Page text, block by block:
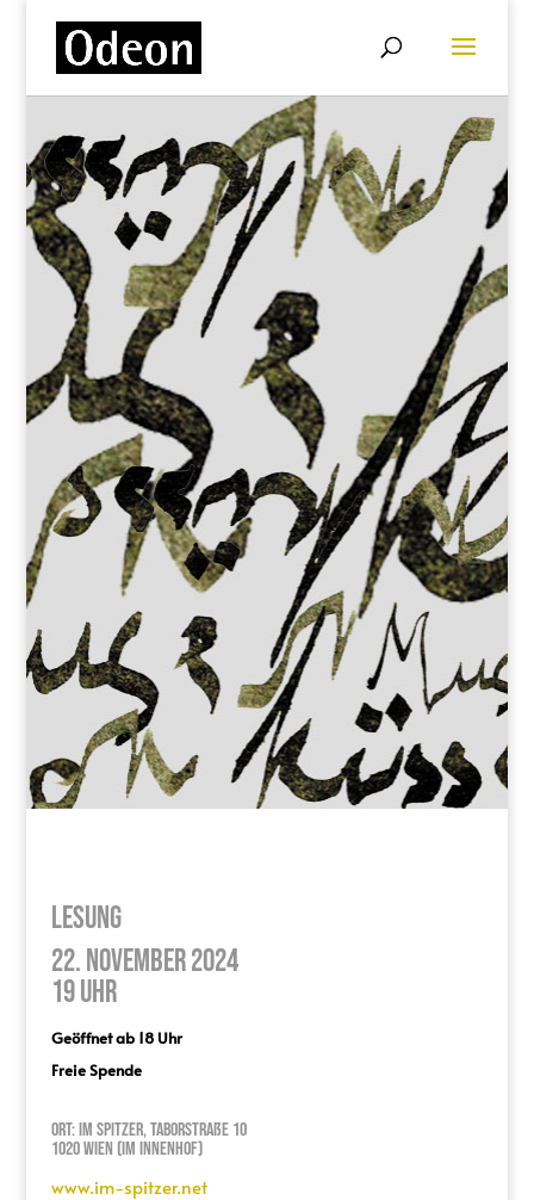
Lesung
22. November 2024
19 Uhr
Geöffnet ab 18 Uhr
Freie Spende
Ort: Im Spitzer, Taborstraße 10
1020 Wien (Im Innenhof)
www.im-spitzer.net